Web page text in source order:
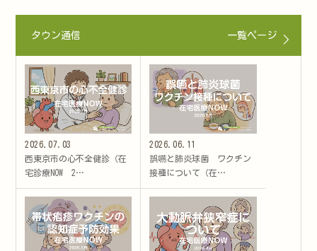
タウン通信 一覧ページ
2026.07.03
西東京市の心不全健診（在
宅診療NOW 2…
2026.06.11
誤嚥と肺炎球菌 ワクチン
接種について（在…